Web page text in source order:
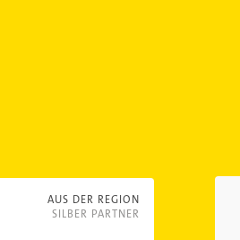
AUS DER REGION
SILBER PARTNER